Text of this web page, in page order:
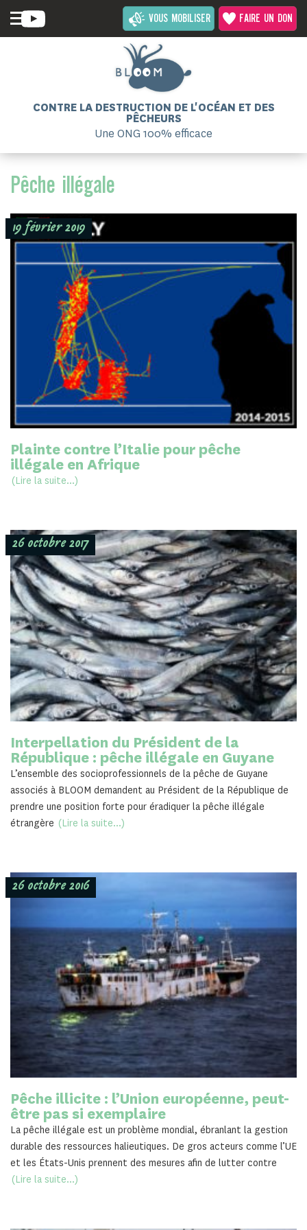
CONTRE LA DESTRUCTION DE L'OCÉAN ET DES
PÊCHEURS
Une ONG 100% efficace
VOUS MOBILISER FAIRE UN DON
Pêche illégale
19 février 2019
Plainte contre l’Italie pour pêche
illégale en Afrique
(Lire la suite...)
26 octobre 2017
Interpellation du Président de la
République : pêche illégale en Guyane
L’ensemble des socioprofessionnels de la pêche de Guyane
associés à BLOOM demandent au Président de la République de
prendre une position forte pour éradiquer la pêche illégale
étrangère (Lire la suite...)
26 octobre 2016
Pêche illicite : l’Union européenne, peut-
être pas si exemplaire
La pêche illégale est un problème mondial, ébranlant la gestion
durable des ressources halieutiques. De gros acteurs comme l’UE
et les États-Unis prennent des mesures afin de lutter contre
(Lire la suite...)